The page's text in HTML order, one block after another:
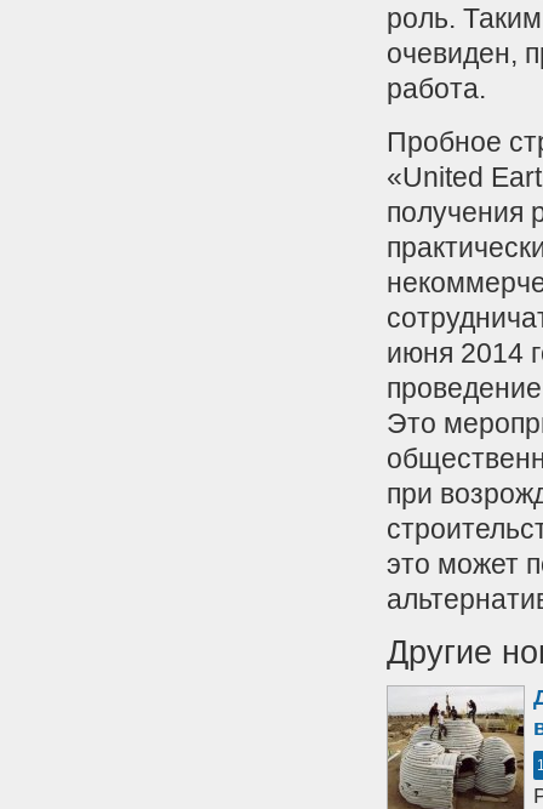
роль.
очевиден,
работа.
Пробное
«United
получения
июня 2014
Это
при
это может
Другие